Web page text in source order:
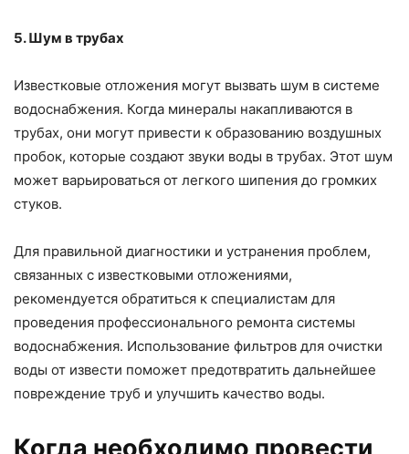
5. Шум в трубах
Известковые отложения могут вызвать шум в системе
водоснабжения. Когда минералы накапливаются в
трубах, они могут привести к образованию воздушных
пробок, которые создают звуки воды в трубах. Этот шум
может варьироваться от легкого шипения до громких
стуков.
Для правильной диагностики и устранения проблем,
связанных с известковыми отложениями,
рекомендуется обратиться к специалистам для
проведения профессионального ремонта системы
водоснабжения. Использование фильтров для очистки
воды от извести поможет предотвратить дальнейшее
повреждение труб и улучшить качество воды.
Когда необходимо провести